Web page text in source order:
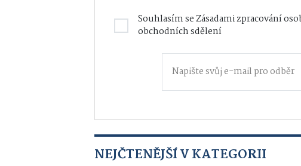
Souhlasím seZásadami zpracování
obchodních sdělení
NEJČTENĚJŠÍ V KATEGORII